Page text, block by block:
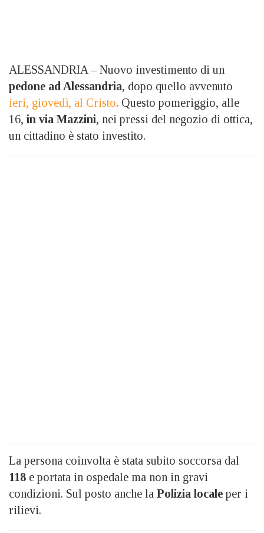
ALESSANDRIA – Nuovo investimento di un
pedone ad Alessandria, dopo quello avvenuto
ieri, giovedì, al Cristo. Questo pomeriggio, alle
16, in via Mazzini, nei pressi del negozio di ottica,
un cittadino è stato investito.
La persona coinvolta è stata subito soccorsa dal
118 e portata in ospedale ma non in gravi
condizioni. Sul posto anche la Polizia locale per i
rilievi.